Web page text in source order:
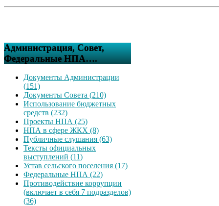
Администрация, Совет,
Федеральные НПА….
Документы Администрации
(151)
Документы Совета (210)
Использование бюджетных
средств (232)
Проекты НПА (25)
НПА в сфере ЖКХ (8)
Публичные слушания (63)
Тексты официальных
выступлений (11)
Устав сельского поселения (17)
Федеральные НПА (22)
Противодействие коррупции
(включает в себя 7 подразделов)
(36)